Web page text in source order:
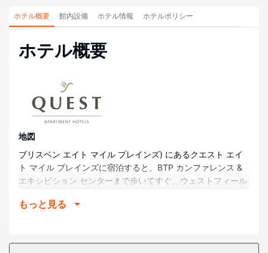
ホテル概要 館内設備 ホテル情報 ホテルポリシー
ホテル概要
地図
ブリスベン エイト マイル プレインズ) にあるクエスト エイ
ト マイル プレインズに宿泊すると、BTP カンファレンス &
エキシビション センターまで歩いてすぐ、ウェストフィール
ことができます。 この高級アパートスタイルホテルは、サニ
km の場所にあります。
もっと見る